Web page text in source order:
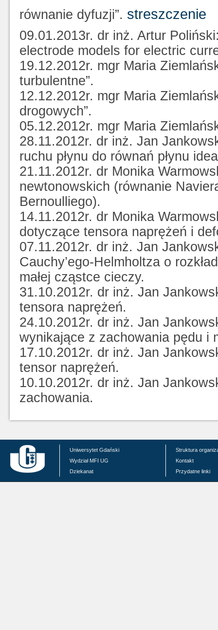
równanie dyfuzji”. streszczenie
09.01.2013r. dr inż. Artur
electrode models for electric
19.12.2012r. mgr Maria
turbulentne”.
12.12.2012r. mgr Maria
drogowych”.
05.12.2012r. mgr Maria
28.11.2012r. dr inż. Jan
ruchu płynu do równań płynu
21.11.2012r. dr Monika
newtonowskich (równanie
Bernoulliego).
14.11.2012r. dr Monika
dotyczące tensora naprężeń i
07.11.2012r. dr inż. Jan
Cauchy’ego-Helmholtza o
małej cząstce cieczy.
31.10.2012r. dr inż. Jan
tensora naprężeń.
24.10.2012r. dr inż. Jan
wynikające z zachowania pędu i
17.10.2012r. dr inż. Jan
tensor naprężeń.
10.10.2012r. dr inż. Jan
zachowania.
Uniwersytet Gdański
Wydział MFI UG
Dziekanat
Struktura
Kontakt
Przydatne linki